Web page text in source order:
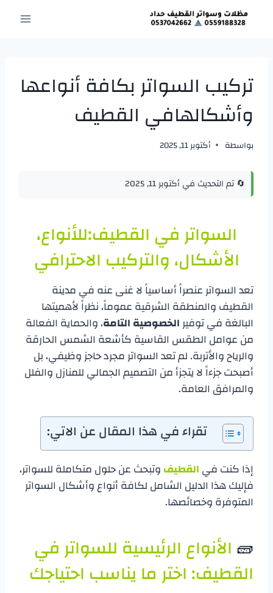
التجاوز
تركيب السواتر بكافة أنواعها
وأشكالهافي القطيف
بواسطة أكتوبر 11, 2025
🔄 تم التحديث في أكتوبر 11, 2025
السواتر في القطيف:للأنواع،
الأشكال، والتركيب الاحترافي
​تعد السواتر عنصراً أساسياً لا غنى عنه في مدينة
القطيف والمنطقة الشرقية عموماً، نظراً لأهميتها
البالغة في توفيرالخصوصية التامة، والحماية الفعالة
من عوامل الطقس القاسية كأشعة الشمس الحارقة
والرياح والأتربة. لم تعد السواتر مجرد حاجز وظيفي، بل
أصبحت جزءاً لا يتجزأ من التصميم الجمالي للمنازل والفلل
والمرافق العامة.
تقراء في هذا المقال عن الاتي:
​إذا كنت فيالقطيفوتبحث عن حلول متكاملة للسواتر،
فإليك هذا الدليل الشامل لكافة أنواع وأشكال السواتر
المتوفرة وخصائصها.
​🧱الأنواع الرئيسية للسواتر في
القطيف: اختر ما يناسب احتياجك